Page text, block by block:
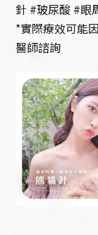
針 #玻尿酸 #眼
*實際療效可能
醫師諮詢